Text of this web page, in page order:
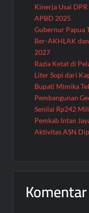
Kinerja Usai DPR
APBD 2025
Gubernur Papua
Ber-AKHLAK
2027
Razia Ketat di
Liter Sopi dari
Bupati Mimika
Pembangunan
Senilai Rp242
Pemkab Intan
Aktivitas ASN